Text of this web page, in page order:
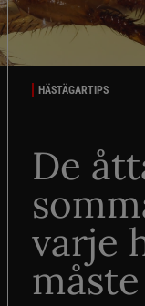
HÄSTÄGARTIPS
De
varje